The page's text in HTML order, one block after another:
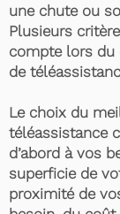
une chute ou
Plusieurs
compte lors du
de
Le choix du
téléassistance
d’abord à vos
superficie de
proximité de